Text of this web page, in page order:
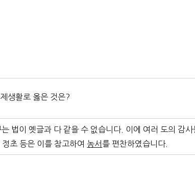
생활로 옳은 것은?
법이 옛글과 다 같을 수 없습니다. 이에 여러 도의 감
초 등은 이를 참고하여 농서 를 편찬하였습니다.